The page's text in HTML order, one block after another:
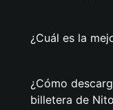
¿Cuál es la
¿Cómo
billetera de